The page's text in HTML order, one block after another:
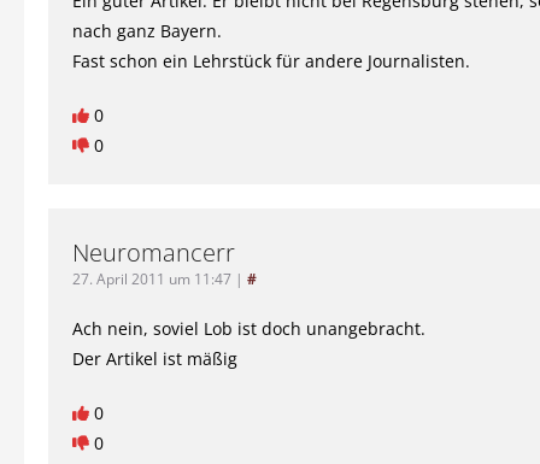
nach ganz Bayern.
Fast schon ein Lehrstück für andere Journalisten.
0
0
Neuromancerr
27. April 2011 um 11:47 | #
Ach nein, soviel Lob ist doch unangebracht.
Der Artikel ist mäßig
0
0